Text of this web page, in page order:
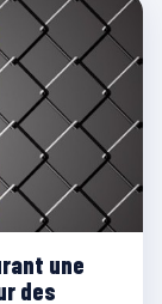
une
des